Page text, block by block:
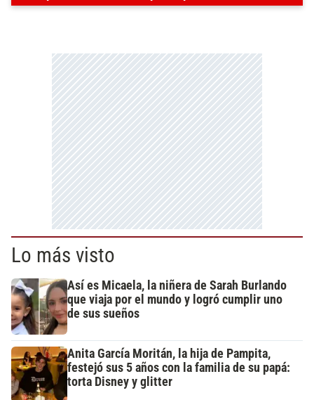
Lo más visto
Así es Micaela, la niñera de Sarah Burlando
que viaja por el mundo y logró cumplir uno
de sus sueños
Anita García Moritán, la hija de Pampita,
festejó sus 5 años con la familia de su papá:
torta Disney y glitter